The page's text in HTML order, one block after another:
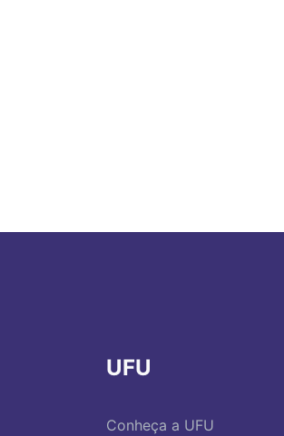
UFU
Conheça a UFU